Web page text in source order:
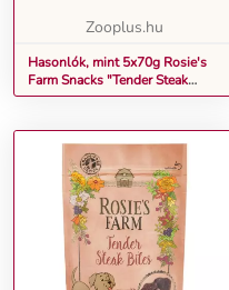
Zooplus.hu
Hasonlók, mint 5x70g Rosie's
Farm Snacks "Tender Steak
Bites" csirke kutyasnack